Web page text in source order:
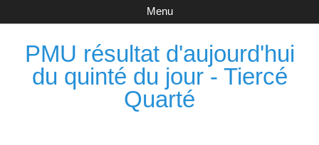
PMU résultat d'aujourd'hui
du quinté du jour - Tiercé
Quarté
Menu